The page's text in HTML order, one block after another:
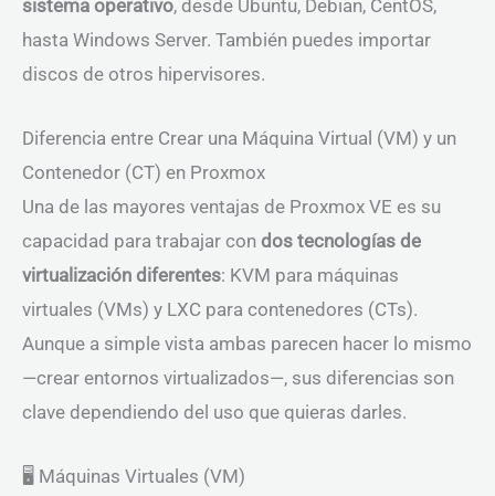
sistema operativo, desde Ubuntu, Debian, CentOS,
hasta Windows Server. También puedes importar
discos de otros hipervisores.
Diferencia entre Crear una Máquina Virtual (VM) y un
Contenedor (CT) en Proxmox
Una de las mayores ventajas de Proxmox VE es su
capacidad para trabajar con dos tecnologías de
virtualización diferentes: KVM para máquinas
virtuales (VMs) y LXC para contenedores (CTs).
Aunque a simple vista ambas parecen hacer lo mismo
—crear entornos virtualizados—, sus diferencias son
clave dependiendo del uso que quieras darles.
🖥️ Máquinas Virtuales (VM)